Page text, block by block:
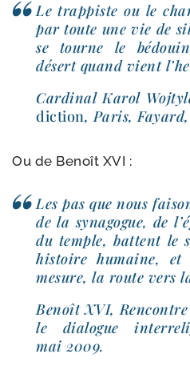
Le trap­piste ou le
par toute une vie de
se tourne le
désert quand vient
Cardinal Karol
dic­tion, Paris, Fayard,
Ou de Benoît XVI :
Les pas que nous
de la syna­gogue, de
du temple, battent le
his­toire humaine,
mesure, la route vers
Benoît XVI,
le dia­logue
mai 2009.